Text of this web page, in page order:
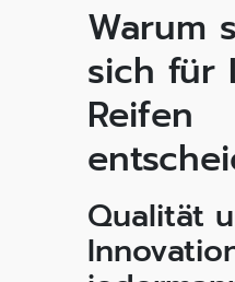
Warum
sich für
Reifen
Qualität